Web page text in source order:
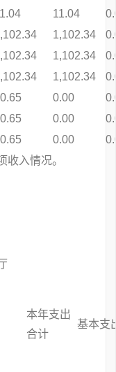
11.04
1,102.34
1,102.34
1,102.34
0.00
0.00
0.00
收入情况。
本年支出
合计
基本支